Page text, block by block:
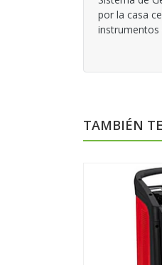
por la casa
instrumentos
TAMBIÉN